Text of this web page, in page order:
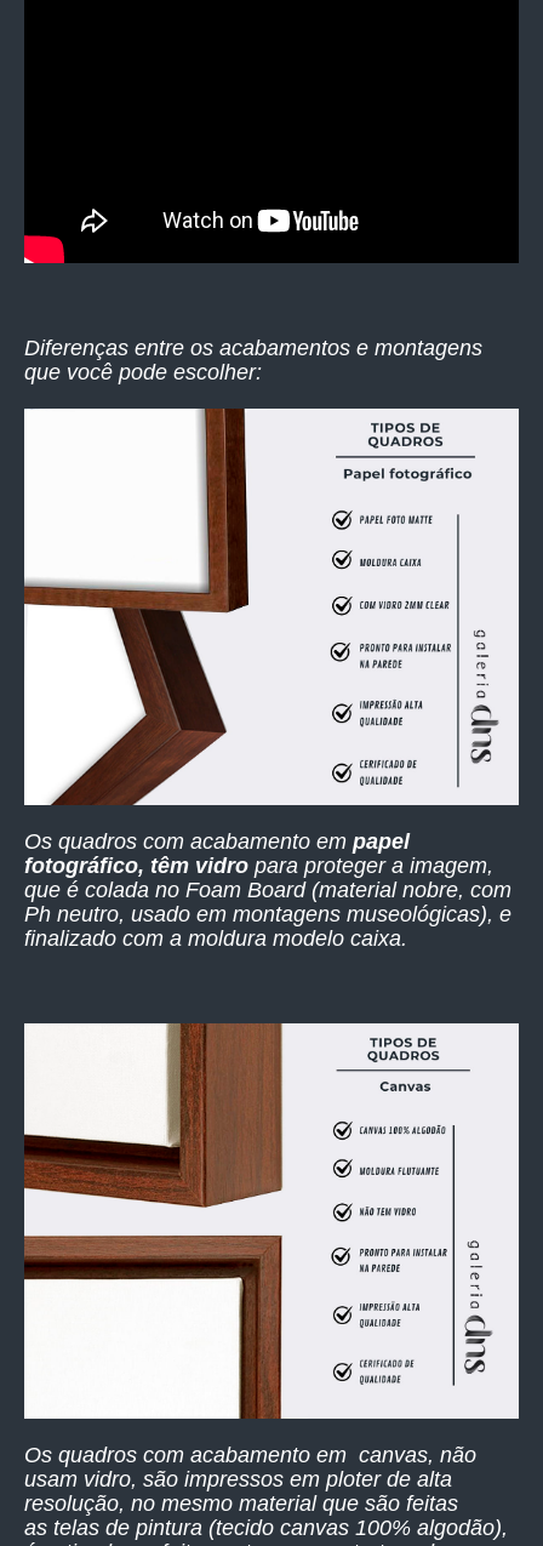
Diferenças entre os acabamentos e montagens
que você pode escolher:
Os quadros com acabamento em papel
fotográfico, têm vidro para proteger a imagem,
que é colada no Foam Board (material nobre, com
Ph neutro, usado em montagens museológicas), e
finalizado com a moldura modelo caixa.
Os quadros com acabamento em canvas, não
usam vidro, são impressos em ploter de alta
resolução, no mesmo material que são feitas
as telas de pintura (tecido canvas 100% algodão),